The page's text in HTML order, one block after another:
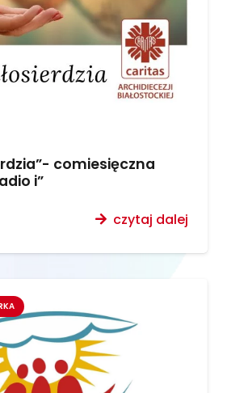
comiesięczna
i”
czytaj dalej